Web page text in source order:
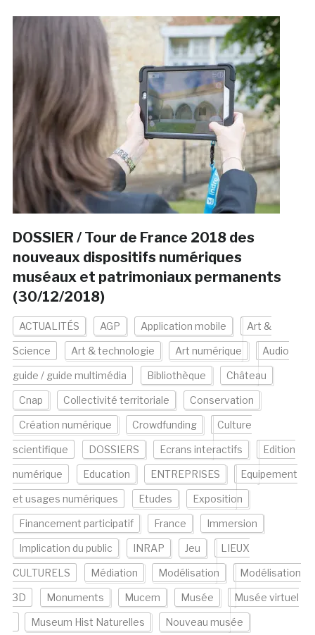
DOSSIER / Tour de France 2018 des
nouveaux dispositifs numériques
muséaux et patrimoniaux permanents
(30/12/2018)
ACTUALITÉS AGP Application mobile Art &
Science Art & technologie Art numérique Audio
guide / guide multimédia Bibliothèque Château
Cnap Collectivité territoriale Conservation
Création numérique Crowdfunding Culture
scientifique DOSSIERS Ecrans interactifs Edition
numérique Education ENTREPRISES Equipement
et usages numériques Etudes Exposition
Financement participatif France Immersion
Implication du public INRAP Jeu LIEUX
CULTURELS Médiation Modélisation Modélisation
3D Monuments Mucem Musée Musée virtuel
Museum Hist Naturelles Nouveau musée